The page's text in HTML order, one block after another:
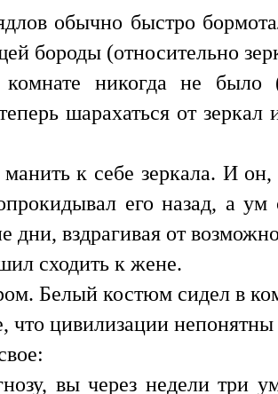
обычно быстро
бороды (относительно
комнате никогда не
шарахаться от
к себе зеркала. И
его назад, а
вздрагивая от
сходить к жене.
Белый костюм сидел в
что цивилизации непонятны
вы через недели три